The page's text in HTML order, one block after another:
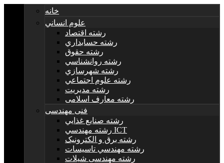
خانه
علوم انساني
رشته اقتصاد
رشته حسابداري
رشته حقوق
رشته روانشناسي
رشته شهرسازي
رشته علوم اجتماعي
رشته مديريت
رشته معارف اسلامی
فنی مهندسی
رشته صنايع غذايي
رشته مهندسي ICT
رشته برق و الکترونيک
رشته مهندسي تاسيسات
رشته مهندسی شیلات